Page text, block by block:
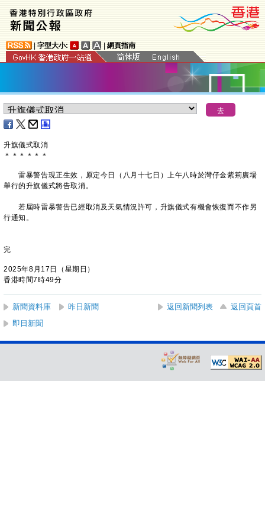
字型大小: 網頁指南
升旗儀式取消
＊ ＊ ＊ ＊ ＊ ＊
雷暴警告現正生效，原定今日（八月十七日）上午八時於灣仔金紫荊廣場
舉行的升旗儀式將告取消。
若屆時雷暴警告已經取消及天氣情況許可，升旗儀式有機會恢復而不作另
行通知。
完
2025年8月17日（星期日）
香港時間7時49分
新聞資料庫 昨日新聞 返回新聞列表
返回頁首
即日新聞